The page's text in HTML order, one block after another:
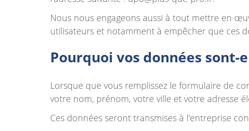
Nous nous engageons aussi à tout mettre en
utilisateurs et notamment à empêcher que ces
Pourquoi vos données sont-
Lorsque que vous remplissez le formulaire de
votre nom, prénom, votre ville et votre adresse
Ces données seront transmises à l'entreprise